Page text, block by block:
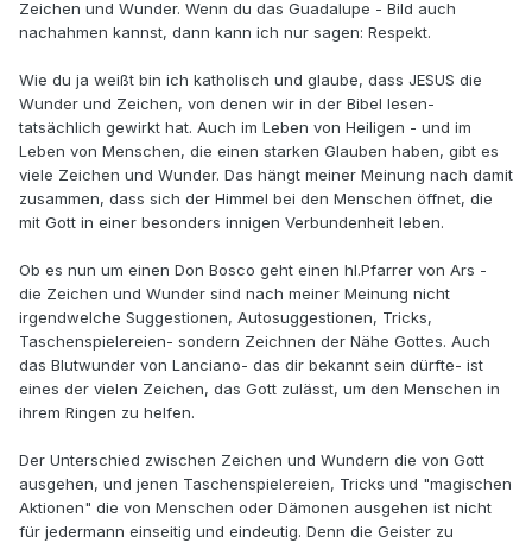
Zeichen und Wunder. Wenn du das Guadalupe - Bild auch
nachahmen kannst, dann kann ich nur sagen: Respekt.
Wie du ja weißt bin ich katholisch und glaube, dass JESUS die
Wunder und Zeichen, von denen wir in der Bibel lesen-
tatsächlich gewirkt hat. Auch im Leben von Heiligen - und im
Leben von Menschen, die einen starken Glauben haben, gibt es
viele Zeichen und Wunder. Das hängt meiner Meinung nach damit
zusammen, dass sich der Himmel bei den Menschen öffnet, die
mit Gott in einer besonders innigen Verbundenheit leben.
Ob es nun um einen Don Bosco geht einen hl.Pfarrer von Ars -
die Zeichen und Wunder sind nach meiner Meinung nicht
irgendwelche Suggestionen, Autosuggestionen, Tricks,
Taschenspielereien- sondern Zeichnen der Nähe Gottes. Auch
das Blutwunder von Lanciano- das dir bekannt sein dürfte- ist
eines der vielen Zeichen, das Gott zulässt, um den Menschen in
ihrem Ringen zu helfen.
Der Unterschied zwischen Zeichen und Wundern die von Gott
ausgehen, und jenen Taschenspielereien, Tricks und "magischen
Aktionen" die von Menschen oder Dämonen ausgehen ist nicht
für jedermann einseitig und eindeutig. Denn die Geister zu